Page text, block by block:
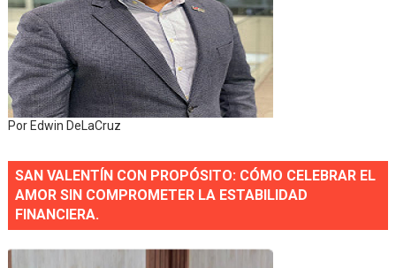
Por Edwin DeLaCruz
SAN VALENTÍN CON PROPÓSITO: CÓMO CELEBRAR EL
AMOR SIN COMPROMETER LA ESTABILIDAD
FINANCIERA.